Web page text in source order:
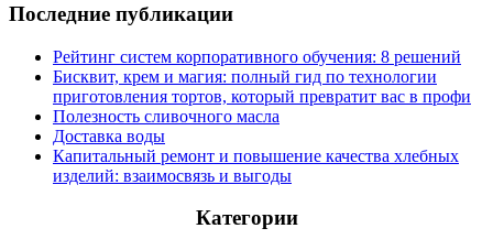
Последние публикации
Рейтинг систем корпоративного обучения: 8 решений
Бисквит, крем и магия: полный гид по технологии
приготовления тортов, который превратит вас в профи
Полезность сливочного масла
Доставка воды
Капитальный ремонт и повышение качества хлебных
изделий: взаимосвязь и выгоды
Категории